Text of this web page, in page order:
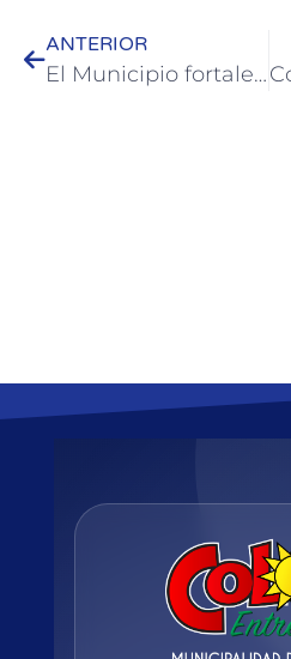
ANTERIOR
El Municipio fortalece la articulación con instituciones que trabajan con personas con discapacidad